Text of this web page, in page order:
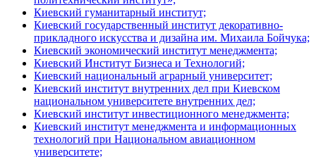
Киевский гуманитарный институт;
Киевский государственный институт декоративно-
прикладного искусства и дизайна им. Михаила Бойчука;
Киевский экономический институт менеджмента;
Киевский Институт Бизнеса и Технологий;
Киевский национальный аграрный университет;
Киевский институт внутренних дел при Киевском
национальном университете внутренних дел;
Киевский институт инвестиционного менеджмента;
Киевский институт менеджмента и информационных
технологий при Национальном авиационном
университете;